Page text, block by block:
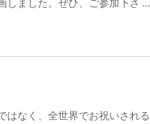
はなく、全世界でお祝いされる